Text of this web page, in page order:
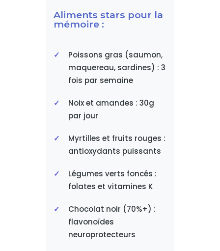
Aliments stars pour la
mémoire :
Poissons gras (saumon,
maquereau, sardines) : 3
fois par semaine
Noix et amandes : 30g
par jour
Myrtilles et fruits rouges :
antioxydants puissants
Légumes verts foncés :
folates et vitamines K
Chocolat noir (70%+) :
flavonoïdes
neuroprotecteurs